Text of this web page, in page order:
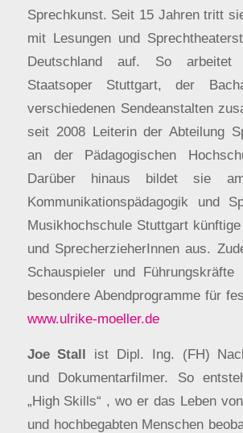
Sprechkunst. Seit 15 Jahren tritt
mit Lesungen und
Deutschland auf. So
Staatsoper Stuttgart, der
verschiedenen Sendeanstalten
seit 2008 Leiterin der Abteilung
an der Pädagogischen
Darüber hinaus bildet sie
Kommunikationspädagogik und
Musikhochschule Stuttgart
und SprecherzieherInnen aus.
Schauspieler und
besondere Abendprogramme für
www.ulrike-moeller.de
Joe Stall ist Dipl. Ing. (FH)
und Dokumentarfilmer. So
„High Skills“ , wo er das Leben
und hochbegabten Menschen